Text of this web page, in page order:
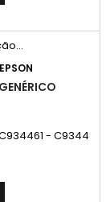
- C9344